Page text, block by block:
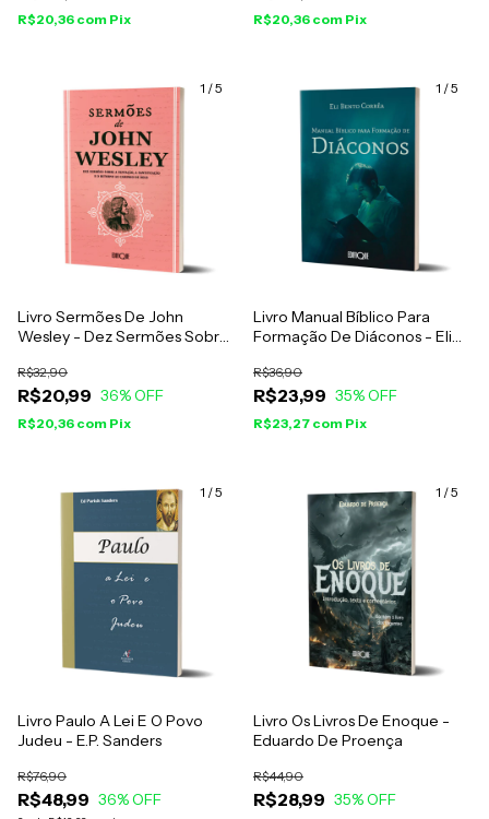
R$20,36 com Pix R$20,36 com Pix
1 /5
Livro Sermões De John
Wesley - Dez Sermões Sobre
O Retorno Ao Caminho De
Deus
R$20,99
R$32,90
36% OFF
R$20,36 com Pix
1 /5
Livro Manual Bíblico Para
Formação De Diáconos - Eli
R$23,99
R$36,90
35% OFF
R$23,27 com Pix
1 /5
Livro Paulo A Lei E O Povo
Judeu - E.P. Sanders
R$48,99
R$76,90
36% OFF
1 /5
Livro Os Livros De Enoque -
Eduardo De Proença
R$28,99
R$44,90
35% OFF